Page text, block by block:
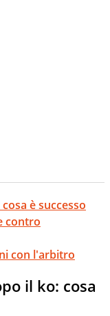
è successo
contro
con l'arbitro
il ko: cosa